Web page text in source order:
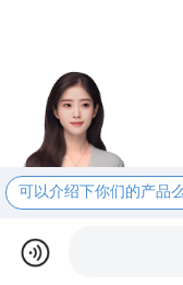
可以介绍下你们的产品